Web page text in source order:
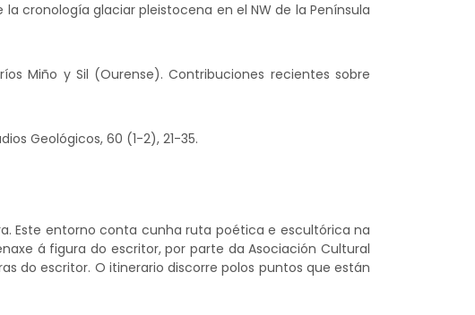
la cronología glaciar pleistocena en el NW de la Península
Miño y Sil (Ourense). Contribuciones recientes sobre
Geológicos, 60 (1-2), 21-35.
Este entorno conta cunha ruta poética e escultórica na
á figura do escritor, por parte da Asociación Cultural
do escritor. O itinerario discorre polos puntos que están